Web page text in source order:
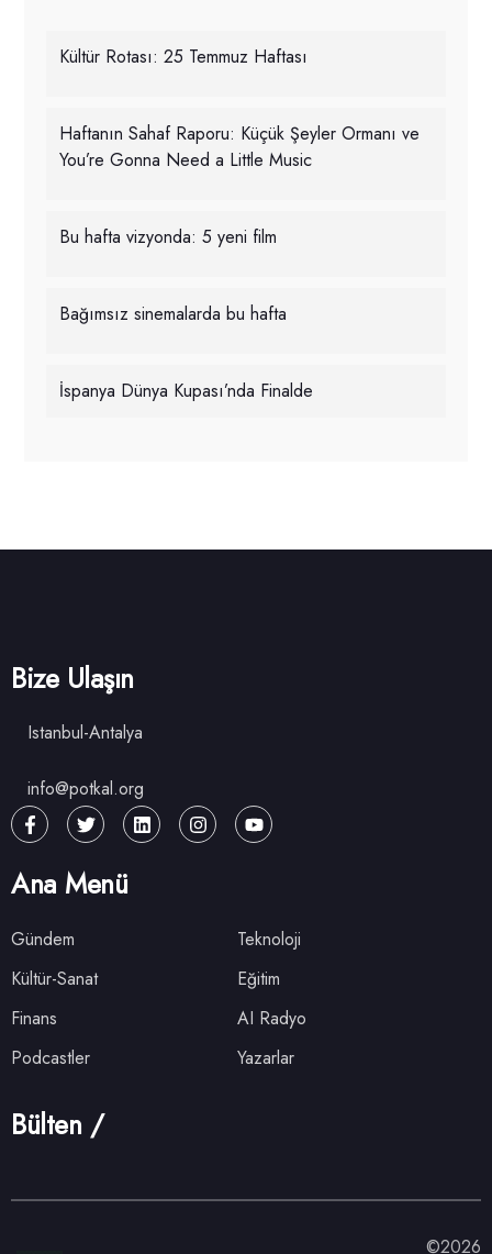
Kültür Rotası: 25 Temmuz Haftası
Haftanın Sahaf Raporu: Küçük Şeyler Ormanı ve
You’re Gonna Need a Little Music
Bu hafta vizyonda: 5 yeni film
Bağımsız sinemalarda bu hafta
İspanya Dünya Kupası’nda Finalde
Bize Ulaşın
Istanbul-Antalya
info@potkal.org
Ana Menü
Gündem
Teknoloji
Kültür-Sanat
Eğitim
Finans
AI Radyo
Podcastler
Yazarlar
Bülten /
©2026